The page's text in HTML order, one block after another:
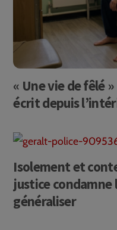
« Une vie de fêlé
écrit depuis
Isolement et
justice condamne
généraliser